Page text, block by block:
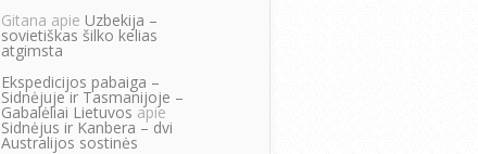
Gitana apie Uzbekija –
sovietiškas šilko kelias
atgimsta
Ekspedicijos pabaiga –
Sidnėjuje ir Tasmanijoje –
Gabalėliai Lietuvos apie
Sidnėjus ir Kanbera – dvi
Australijos sostinės